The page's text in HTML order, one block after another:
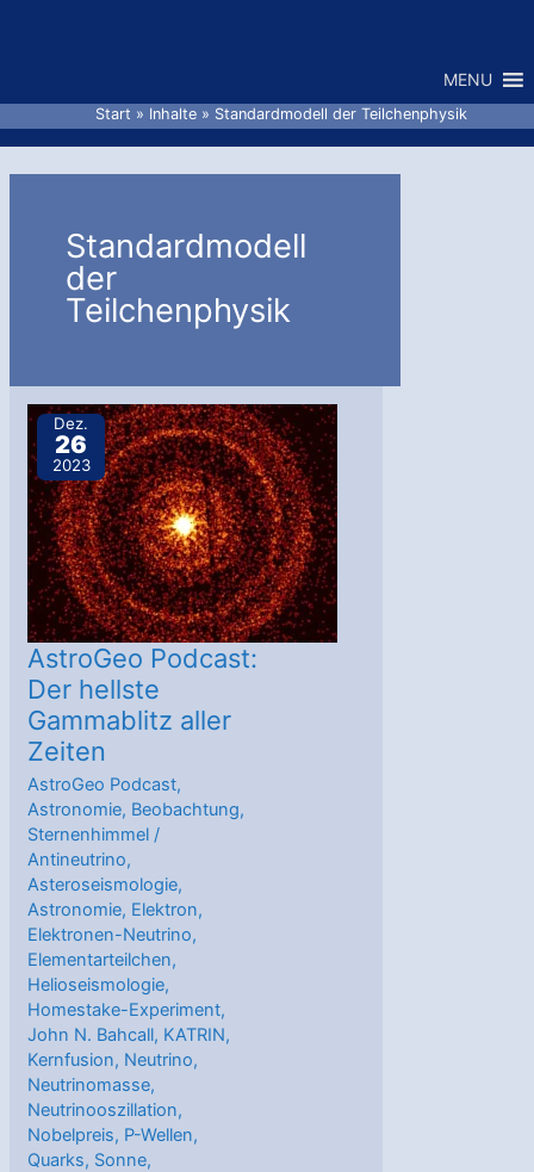
MENU
Start Inhalte Standardmodell der Teilchenphysik
Standardmodell
der
Teilchenphysik
Dez.
26
2023
AstroGeo Podcast:
Der hellste
Gammablitz aller
Zeiten
AstroGeo Podcast,
Astronomie, Beobachtung,
Sternenhimmel /
Antineutrino,
Asteroseismologie,
Astronomie, Elektron,
Elektronen-Neutrino,
Elementarteilchen,
Helioseismologie,
Homestake-Experiment,
John N. Bahcall, KATRIN,
Kernfusion, Neutrino,
Neutrinomasse,
Neutrinooszillation,
Nobelpreis, P-Wellen,
Quarks, Sonne,